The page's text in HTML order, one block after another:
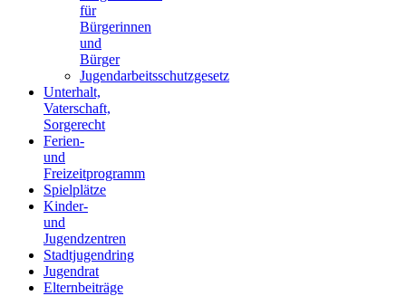
für
Bürgerinnen
und
Bürger
Jugendarbeitsschutzgesetz
Unterhalt,
Vaterschaft,
Sorgerecht
Ferien-
und
Freizeitprogramm
Spielplätze
Kinder-
und
Jugendzentren
Stadtjugendring
Jugendrat
Elternbeiträge